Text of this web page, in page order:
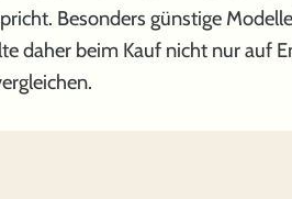
Besonders günstige
daher beim Kauf nicht nur auf